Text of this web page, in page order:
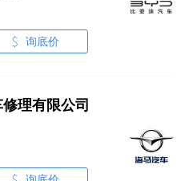
询底价
理有限公司